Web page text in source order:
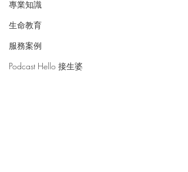
專業知識
生命教育
服務案例
Podcast Hello 接生婆